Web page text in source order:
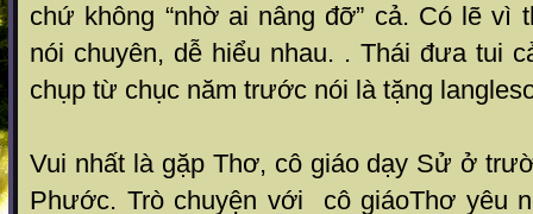
chứ không “nhờ ai nâng đỡ” cả. Có lẽ vì
nói chuyên, dễ hiểu nhau. . Thái đưa tui
chụp từ chục năm trước nói là tặng
Vui nhất là gặp Thơ, cô giáo dạy Sử ở
Phước. Trò chuyện với cô giáoThơ yêu